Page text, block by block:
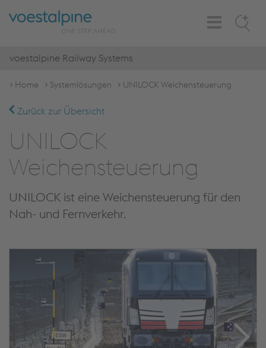
Search
Toggle
Navigation
voestalpine Railway Systems
Home Systemlösungen UNILOCK Weichensteuerung
Zurück zur Übersicht
UNILOCK
Weichensteuerung
UNILOCK ist eine Weichensteuerung für den
Nah- und Fernverkehr.